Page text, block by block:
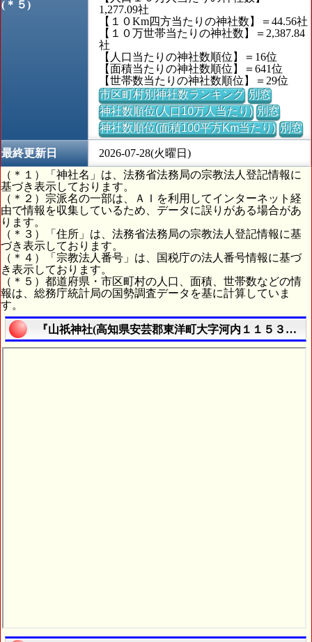
(＊５)
1,277.09社
【１０Km四方当たりの神社数】＝44.56社
【１０万世帯当たりの神社数】＝2,387.84
社
【人口当たりの神社数順位】＝16位
【面積当たりの神社数順位】＝641位
【世帯数当たりの神社数順位】＝29位
市区町村別神社数ランキング 別窓
神社数順位(人口10万人当たり) 別窓
神社数順位(面積100平方Km当たり) 別窓
最終更新日
2026-07-28(火曜日)
（＊１）「神社名」は、法務省法務局の宗教法人登記情報に
基づき表示しております。
（＊２）宗派名の一部は、ＡＩを利用してインターネット経
由で情報を収集しているため、データに誤りがある場合があ
ります。
（＊３）「住所」は、法務省法務局の宗教法人登記情報に基
づき表示しております。
（＊４）「宗教法人番号」は、国税庁の法人番号情報に基づ
き表示しております。
（＊５）都道府県・市区町村の人口、面積、世帯数などの情
報は、総務庁統計局の国勢調査データを基に計算していま
す。
『山祇神社(高知県安芸郡東洋町大字河内１１５３番